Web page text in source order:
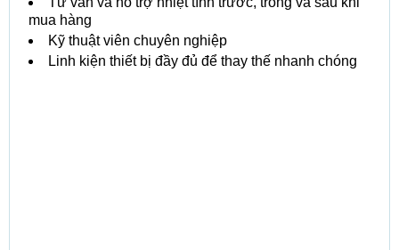
mua hàng
Kỹ thuật viên chuyên nghiệp
Linh kiện thiết bị đầy đủ để thay thế nhanh chóng